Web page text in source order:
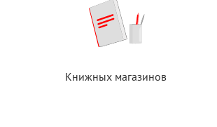
Книжных магазинов